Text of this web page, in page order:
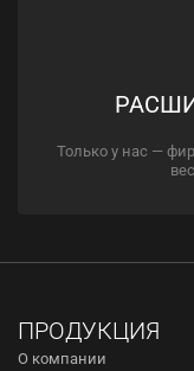
Только у нас —
ПРОДУКЦИЯ
О компании